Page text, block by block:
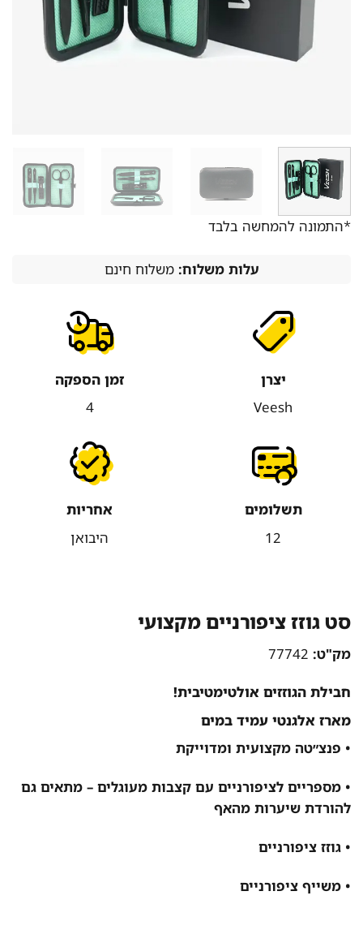
*התמונה להמחשה בלבד
עלות משלוח:משלוח חינם
יצרן
Veesh
זמן הספקה
תשלומים
12
אחריות
היבואן
סט גוזז ציפורניים מקצועי
מק"ט:77742
חבילת הגוזזים אולטימטיבית!
מארז אלגנטי עמיד במים
• פנצ״טה מקצועית ומדוייקת
• מספריים לציפורניים עם קצבות מעוגלים – מתאים גם
להורדת שיערות מהאף
• גוזז ציפורניים
• משייף ציפורניים